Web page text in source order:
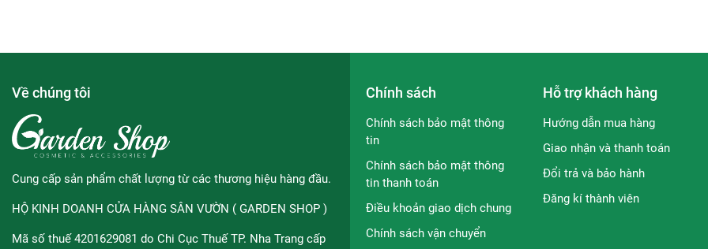
hơn với chỉ số chống nắng cao SPF 50+/PA+++ giúp bảo về da an toàn và chống lại các tác nhân gây hại cho da từ môi
- Sản phẩm gồm có 3 tông màu:
21 LIGHT BEIGE: màu dành cho tông da trắng sáng.
22 PINK BEIGE: màu dành cho tông da sáng hồng.
23 NATURAL BEIGE:màu dành cho tông da tự nhiên.
Về chúng tôi
Cung cấp sản phẩm chất lượng từ các thương hiệu hàng đầu.
HỘ KINH DOANH CỬA HÀNG SÂN VƯỜN ( GARDEN SHOP )
Mã số thuế 4201629081 do Chi Cục Thuế TP. Nha Trang cấp
Chính sách
Chính sách bảo mật thông
tin
Chính sách bảo mật thông
tin thanh toán
Điều khoản giao dịch chung
Chính sách vận chuyển
Hỗ trợ khách hàng
Hướng dẫn mua hàng
Giao nhận và thanh toán
Đổi trả và bảo hành
Đăng kí thành viên